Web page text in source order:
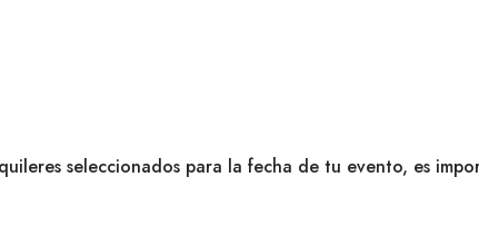
seleccionados para la fecha de tu evento, es